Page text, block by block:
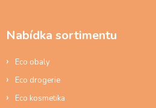
Nabídka sortimentu
Eco obaly
Eco drogerie
Eco kosmetika